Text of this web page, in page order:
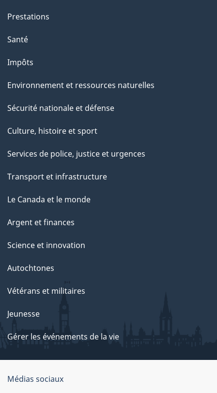
Prestations
Santé
Impôts
Environnement et ressources naturelles
Sécurité nationale et défense
Culture, histoire et sport
Services de police, justice et urgences
Transport et infrastructure
Le Canada et le monde
Argent et finances
Science et innovation
Autochtones
Vétérans et militaires
Jeunesse
Gérer les événements de la vie
Organisation
Médias sociaux